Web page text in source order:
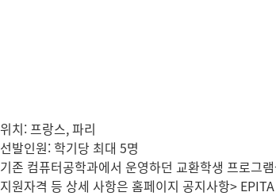
위치: 프랑스, 파리
선발인원: 학기당 최대 5명
기존 컴퓨터공학과에서 운영하던 교환학생 프로그
지원자격 등 상세 사항은 홈페이지 공지사항>